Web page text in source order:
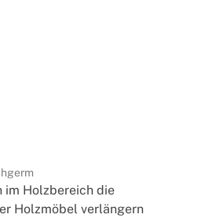
im Holzbereich die
Holzmöbel verlängern